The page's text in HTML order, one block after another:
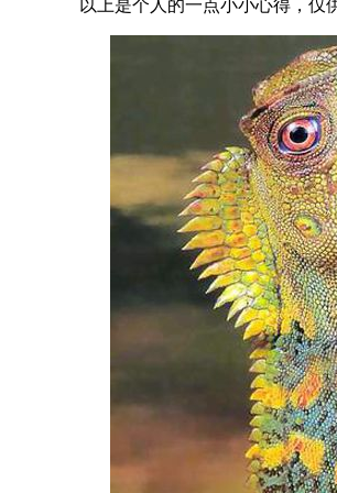
以上是个人的一点小小心得，仅